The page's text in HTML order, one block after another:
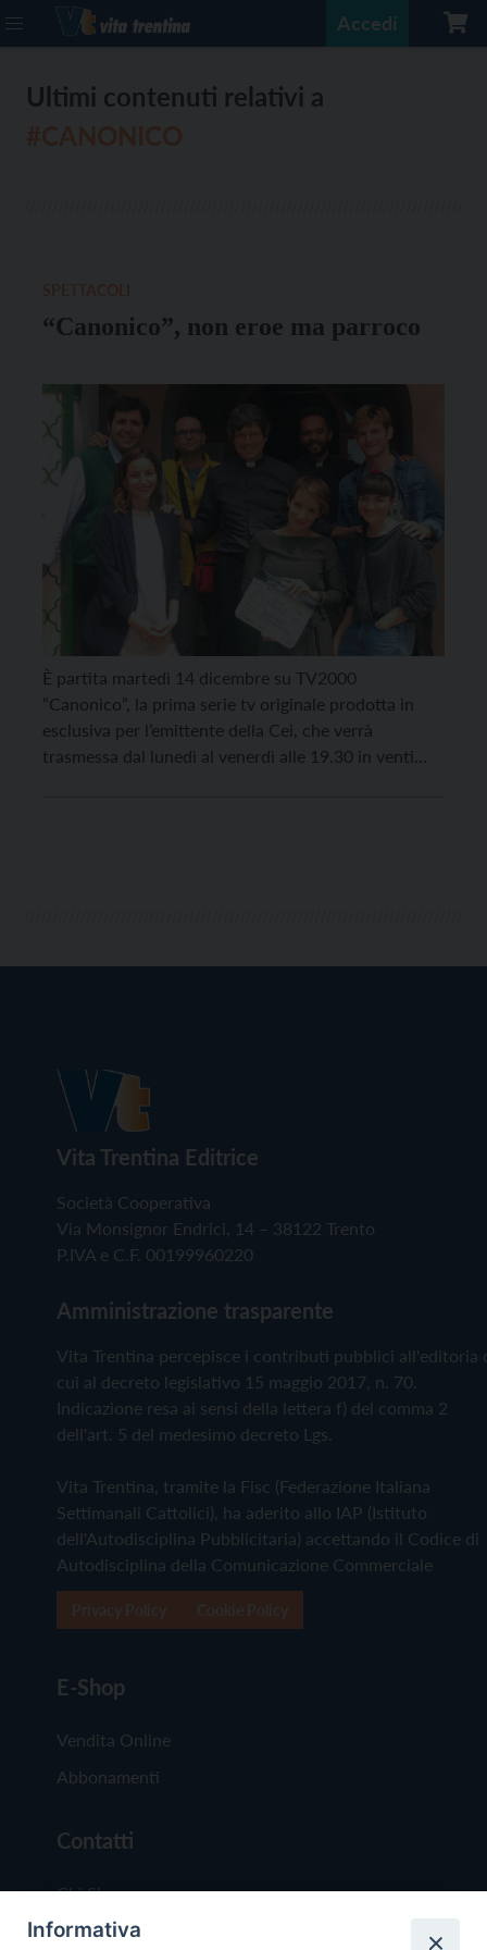
Accedi
Ultimi contenuti relativi a
“Canonico”, non eroe ma parroco
È partita martedì 14 dicembre su TV2000
“Canonico”, la prima serie tv originale prodotta in
esclusiva per l’emittente della Cei, che verrà
trasmessa dal lunedì al venerdì alle 19.30 in venti
Vita Trentina Editrice
Società Cooperativa
Via Monsignor Endrici, 14 – 38122 Trento
P.IVA e C.F. 00199960220
Amministrazione trasparente
Vita Trentina percepisce i contributi pubblici all'editoria
cui al decreto legislativo 15 maggio 2017, n. 70.
Indicazione resa ai sensi della lettera f) del comma 2
dell'art. 5 del medesimo decreto Lgs.
Vita Trentina, tramite la Fisc (Federazione Italiana
Settimanali Cattolici), ha aderito allo IAP (Istituto
dell'Autodisciplina Pubblicitaria) accettando il Codice di
Autodisciplina della Comunicazione Commerciale
E-Shop
Vendita Online
Abbonamenti
Contatti
Chi Siamo
Redazione
Informativa